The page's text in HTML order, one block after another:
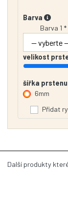
Barva
Barva 1 *
velikost
šířka prstenu
6mm
Přidat
Další produkty